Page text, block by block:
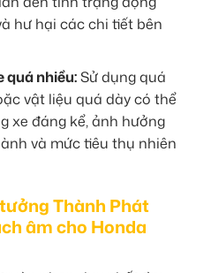
hư hại các chi tiết bên
quá nhiều:Sử dụng quá
vật liệu quá dày có thể
xe đáng kể, ảnh hưởng
và mức tiêu thụ nhiên
Thành Phát
âm cho Honda